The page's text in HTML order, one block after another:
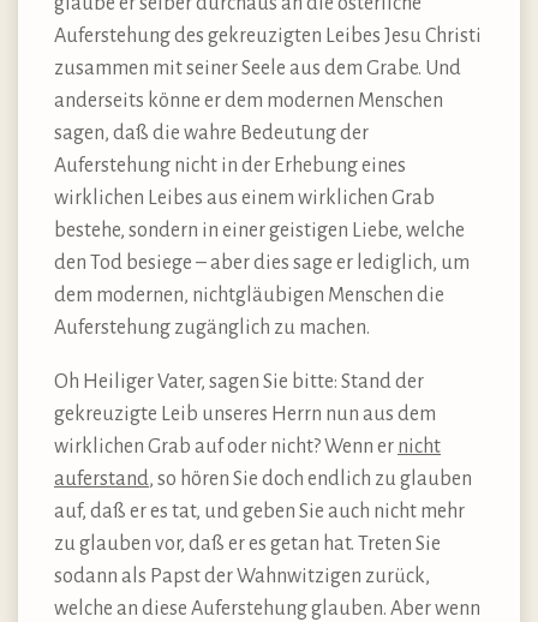
Auferstehung des gekreuzigten Leibes Jesu Christi
zusammen mit seiner Seele aus dem Grabe. Und
anderseits könne er dem modernen Menschen
sagen, daß die wahre Bedeutung der
Auferstehung nicht in der Erhebung eines
wirklichen Leibes aus einem wirklichen Grab
bestehe, sondern in einer geistigen Liebe, welche
den Tod besiege – aber dies sage er lediglich, um
dem modernen, nichtgläubigen Menschen die
Auferstehung zugänglich zu machen.
Oh Heiliger Vater, sagen Sie bitte: Stand der
gekreuzigte Leib unseres Herrn nun aus dem
wirklichen Grab auf oder nicht? Wenn er nicht
auferstand, so hören Sie doch endlich zu glauben
auf, daß er es tat, und geben Sie auch nicht mehr
zu glauben vor, daß er es getan hat. Treten Sie
sodann als Papst der Wahnwitzigen zurück,
welche an diese Auferstehung glauben. Aber wenn